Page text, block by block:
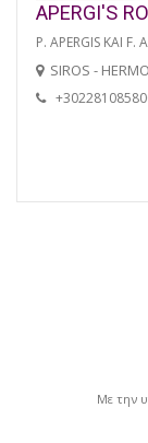
APERGI'S
P. APERGIS KAI F.
SIROS -
Με την